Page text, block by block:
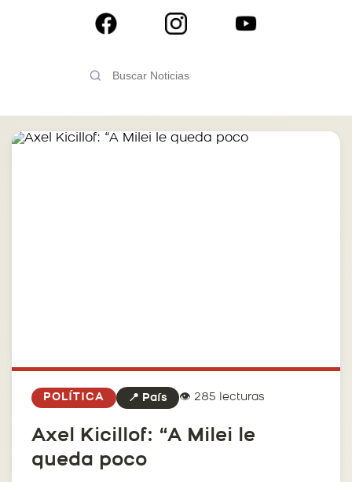
POLÍTICA 📍 País 👁️ 285 lecturas
Axel Kicillof: “A Milei le
queda poco